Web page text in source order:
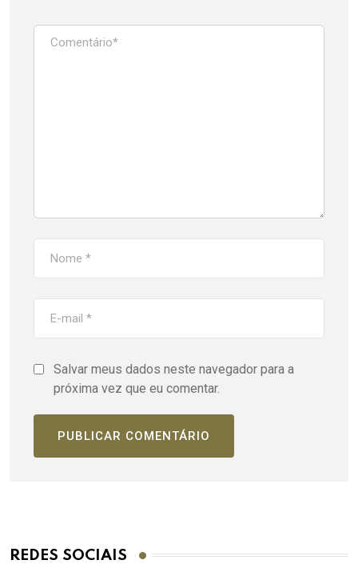
Salvar meus dados neste navegador para a
próxima vez que eu comentar.
REDES SOCIAIS